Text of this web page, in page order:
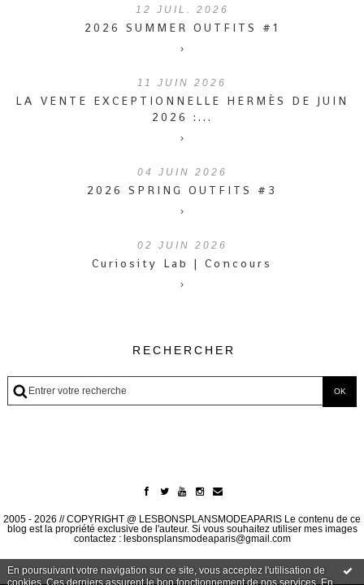
En poursuivant votre navigation sur ce site, vous acceptez l'utilisation de
cookies. Ces derniers assurent le bon fonctionnement de nos services.En
12 JUIL. 2026
2026 SUMMER OUTFITS #1
›
11 JUIN 2026
LA VENTE EXCEPTIONNELLE HERMÈS DE JUIN
2026 :...
›
04 JUIN 2026
2026 SPRING OUTFITS #3
›
02 JUIN 2026
Curiosity Lab | Concours
›
RECHERCHER
2005 - 2026 // COPYRIGHT @ LESBONSPLANSMODEAPARIS Le contenu de ce
blog est la propriété exclusive de l'auteur. Si vous souhaitez utiliser mes images
contactez : lesbonsplansmodeaparis@gmail.com